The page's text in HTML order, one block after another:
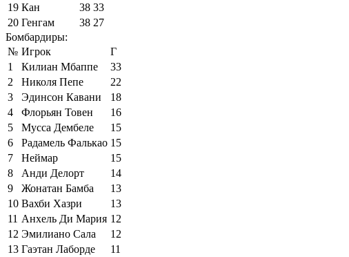
19 Кан 38 33
20 Генгам 38 27
Бомбардиры:
№ Игрок
Г
1
Килиан Мбаппе
33
2
Николя Пепе
22
3
Эдинсон Кавани
18
4
Флорьян Товен
16
5
Мусса Дембеле
15
6
Радамель Фалькао 15
7
Неймар
15
8
Анди Делорт
14
9
Жонатан Бамба
13
10 Вахби Хазри
13
11 Анхель Ди Мария 12
12 Эмилиано Сала
12
13 Гаэтан Лаборде
11